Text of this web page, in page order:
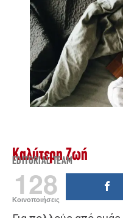
Καλύτερη Ζωή
EDITORIAL TEAM
128
Κοινοποιήσεις